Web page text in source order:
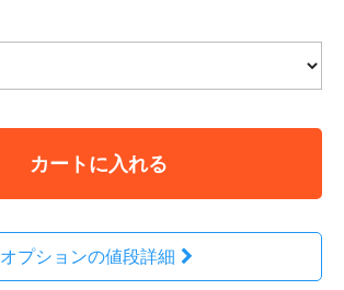
カートに入れる
オプションの値段詳細